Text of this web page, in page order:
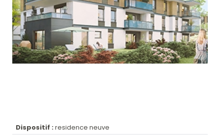
Dispositif : residence neuve